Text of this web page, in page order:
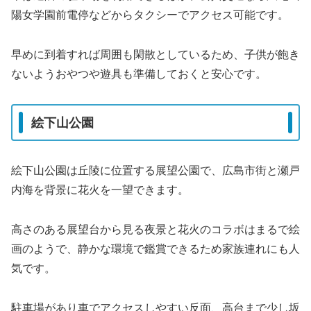
陽女学園前電停などからタクシーでアクセス可能です。
早めに到着すれば周囲も閑散としているため、子供が飽き
ないようおやつや遊具も準備しておくと安心です。
絵下山公園
絵下山公園は丘陵に位置する展望公園で、広島市街と瀬戸
内海を背景に花火を一望できます。
高さのある展望台から見る夜景と花火のコラボはまるで絵
画のようで、静かな環境で鑑賞できるため家族連れにも人
気です。
駐車場があり車でアクセスしやすい反面、高台まで少し坂